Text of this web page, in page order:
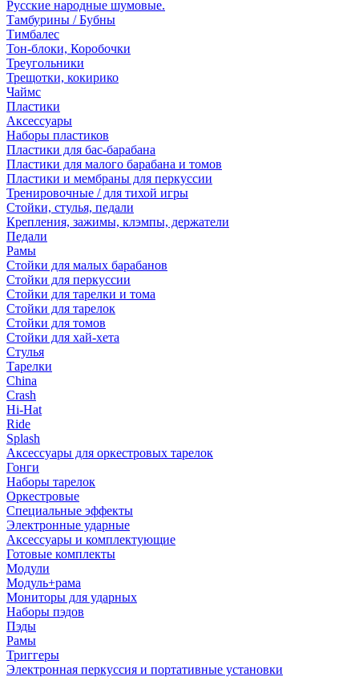
Русские народные шумовые.
Тамбурины / Бубны
Тимбалес
Тон-блоки, Коробочки
Треугольники
Трещотки, кокирико
Чаймс
Пластики
Аксессуары
Наборы пластиков
Пластики для бас-барабана
Пластики для малого барабана и томов
Пластики и мембраны для перкуссии
Тренировочные / для тихой игры
Стойки, стулья, педали
Крепления, зажимы, клэмпы, держатели
Педали
Рамы
Стойки для малых барабанов
Стойки для перкуссии
Стойки для тарелки и тома
Стойки для тарелок
Стойки для томов
Стойки для хай-хета
Стулья
Тарелки
China
Crash
Hi-Hat
Ride
Splash
Аксессуары для оркестровых тарелок
Гонги
Наборы тарелок
Оркестровые
Специальные эффекты
Электронные ударные
Аксессуары и комплектующие
Готовые комплекты
Модули
Модуль+рама
Мониторы для ударных
Наборы пэдов
Пэды
Рамы
Триггеры
Электронная перкуссия и портативные установки